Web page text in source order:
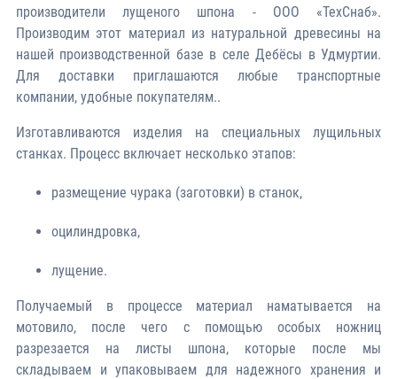
производители лущеного шпона - ООО «ТехСнаб».
Производим этот материал из натуральной древесины на
нашей производственной базе в селе Дебёсы в Удмуртии.
Для доставки приглашаются любые транспортные
компании, удобные покупателям..
Изготавливаются изделия на специальных лущильных
станках. Процесс включает несколько этапов:
размещение чурака (заготовки) в станок,
оцилиндровка,
лущение.
Получаемый в процессе материал наматывается на
мотовило, после чего с помощью особых ножниц
разрезается на листы шпона, которые после мы
складываем и упаковываем для надежного хранения и